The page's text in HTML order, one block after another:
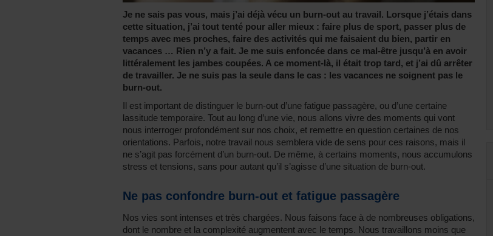
Je ne sais pas vous, mais j’ai déjà vécu un burn-out au travail. Lorsque j’étais dans
cette situation, j’ai tout tenté pour aller mieux : faire plus de sport, passer plus de
temps avec mes proches, faire des activités qui me faisaient du bien, partir en
vacances … Rien n’y a fait. Je me suis enfoncée dans ce mal-être jusqu’à en avoir
littéralement les jambes coupées. A ce moment-là, il était trop tard, et j’ai dû arrêter
de travailler. Je ne suis pas la seule dans le cas : les vacances ne soignent pas le
burn-out.
Il est important de distinguer le burn-out d’une fatigue passagère, ou d’une certaine
lassitude temporaire. Tout au long d’une vie, nous allons vivre des moments qui vont
nous interroger profondément sur nos choix, et remettre en question certaines de nos
orientations. Parfois, notre travail nous semblera vide de sens pour ces raisons, mais il
ne s’agit pas forcément d’un burn-out. De même, à certains moments, nous accumulons
stress et tensions, sans pour autant qu’il s’agisse d’une situation de burn-out.
Ne pas confondre burn-out et fatigue passagère
Nos vies sont intenses et très chargées. Nous faisons face à de nombreuses obligations,
dont le nombre et la complexité augmentent avec le temps. Nous travaillons moins que